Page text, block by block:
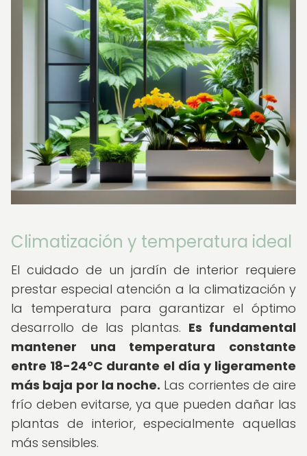
Climatización y temperatura ideal
El cuidado de un jardín de interior requiere
prestar especial atención a la climatización y
la temperatura para garantizar el óptimo
desarrollo de las plantas. Es fundamental
mantener una temperatura constante
entre 18-24°C durante el día y ligeramente
más baja por la noche. Las corrientes de aire
frío deben evitarse, ya que pueden dañar las
plantas de interior, especialmente aquellas
más sensibles.